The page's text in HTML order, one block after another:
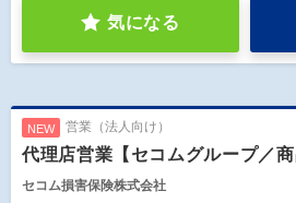
気になる
NEW 営業（法人向け）
代理店営業【セコムグループ／商
セコム損害保険株式会社